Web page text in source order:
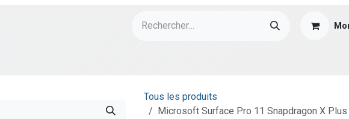
Tous les produits
Microsoft Surface Pro 11 Snapdragon X